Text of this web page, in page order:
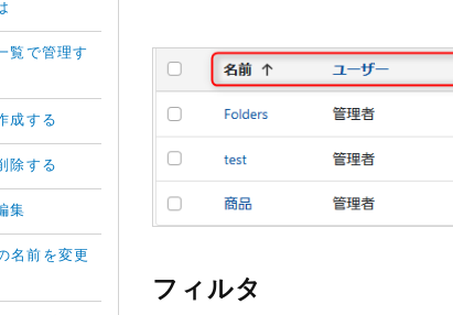
フィルタ
覧で管理す
成する
除する
集
名前を変更